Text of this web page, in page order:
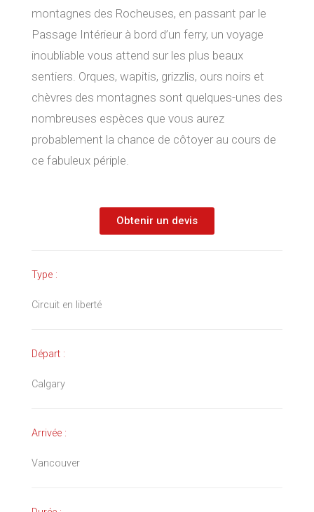
montagnes des Rocheuses, en passant par le
Passage Intérieur à bord d’un ferry, un voyage
inoubliable vous attend sur les plus beaux
sentiers. Orques, wapitis, grizzlis, ours noirs et
chèvres des montagnes sont quelques-unes des
nombreuses espèces que vous aurez
probablement la chance de côtoyer au cours de
ce fabuleux périple.
Obtenir un devis
Type :
Circuit en liberté
Départ :
Calgary
Arrivée :
Vancouver